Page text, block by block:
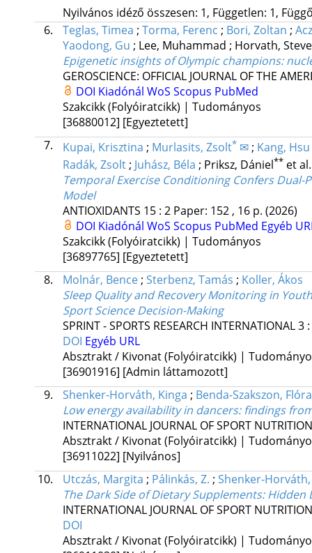
Nyilvános idéző összesen: 1, Független: 1,
6.
Teglas, Timea ; Torma, Ferenc ; Bori, Zoltan ;
Yaodong, Gu ; Lee, Muhammad ; Horvath,
Epigenetic insights of Olympic champions:
GEROSCIENCE: OFFICIAL JOURNAL OF THE
DOI Kiadónál WoS Scopus PubMed
Szakcikk (Folyóiratcikk) | Tudományos
[36880012] [Egyeztetett]
7.
Kupai, Krisztina ; Murlasits, Zsolt*✉ ; Kang,
Radák, Zsolt; Juhász, Béla ; Priksz, Dániel** et al.
Temporal Exercise Conditioning Confers
Model
ANTIOXIDANTS 15: 2 Paper: 152 , 16 p. (2026)
DOI Kiadónál WoS Scopus PubMed Egyéb
Szakcikk (Folyóiratcikk) | Tudományos
[36897765] [Egyeztetett]
8.
Molnár, Bence; Sterbenz, Tamás ; Koller, Ákos
Sleep Quality and Recovery Monitoring in
Sport Science Decision-Making
SPRINT - SPORTS RESEARCH INTERNATIONAL3:
DOI Egyéb URL
Absztrakt / Kivonat (Folyóiratcikk) |
[36901916] [Admin láttamozott]
9.
Shenker-Horváth, Kinga ; Benda-Szakszon, Flóra
Low energy availability in dancers: findings
INTERNATIONAL JOURNAL OF SPORT
Absztrakt / Kivonat (Folyóiratcikk) |
[36911022] [Nyilvános]
10.
Utczás, Margita ; Pálinkás, Z. ; Shenker-Horváth,
The Dark Side of Dietary Supplements: Hidden
INTERNATIONAL JOURNAL OF SPORT
DOI
Absztrakt / Kivonat (Folyóiratcikk) |